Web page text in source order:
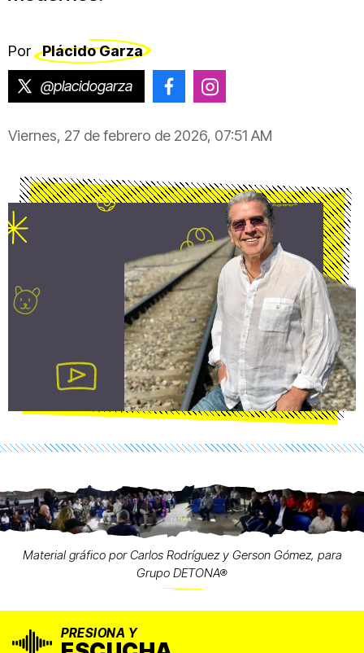
Por Plácido Garza
@placidogarza @placido.garza
Viernes, 27 de febrero de 2026, 07:51 AM
Material gráfico por Carlos Rodríguez y Gerson Gómez, para
Grupo DETONA®
PRESIONA Y